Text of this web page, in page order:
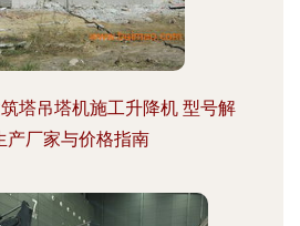
塔吊塔机施工升降机 型号解
产厂家与价格指南